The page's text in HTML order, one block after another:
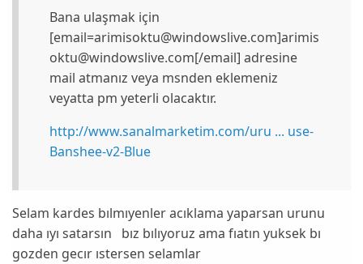
Bana ulaşmak için
[email=arimisoktu@windowslive.com]arimis
oktu@windowslive.com[/email] adresine
mail atmanız veya msnden eklemeniz
veyatta pm yeterli olacaktır.
http://www.sanalmarketim.com/uru ... use-
Banshee-v2-Blue
Selam kardes bılmıyenler acıklama yaparsan urunu
daha ıyı satarsın bız bılıyoruz ama fıatın yuksek bı
gozden gecır ıstersen selamlar